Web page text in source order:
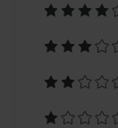
84